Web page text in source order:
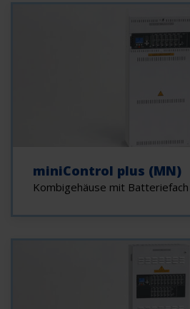
miniControl plus (MN)
Kombigehäuse mit